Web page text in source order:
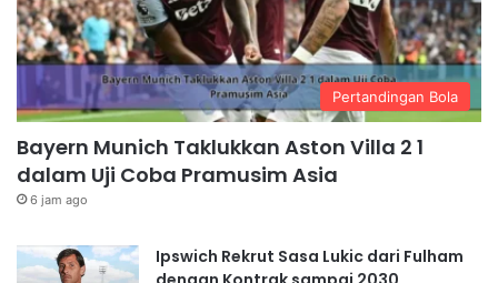
Pertandingan Bola
Bayern Munich Taklukkan Aston Villa 2 1
dalam Uji Coba Pramusim Asia
6 jam ago
Ipswich Rekrut Sasa Lukic dari Fulham